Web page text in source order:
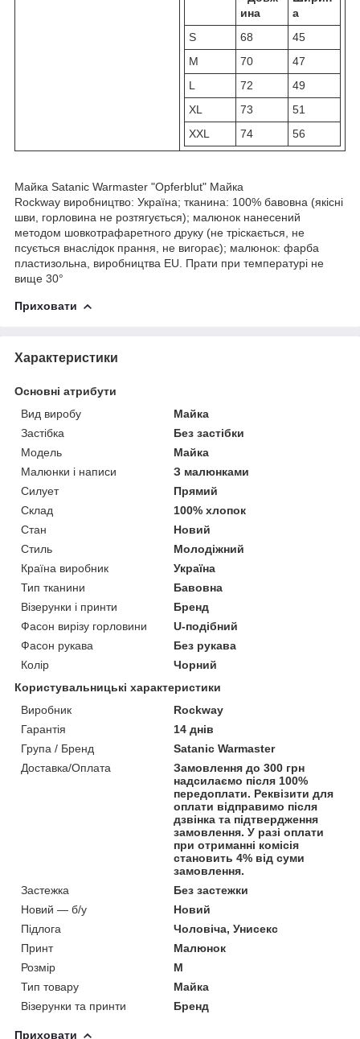
ина
а
S
68
45
M
70
47
L
72
49
XL
73
51
XXL
74 56
Майка Satanic Warmaster "Opferblut" Майка
Rockway виробництво: Україна; тканина: 100% бавовна (якісні
шви, горловина не розтягується); малюнок нанесений
методом шовкотрафаретного друку (не тріскається, не
псується внаслідок прання, не вигорає); малюнок: фарба
пластизольна, виробництва EU. Прати при температурі не
вище 30°
Приховати
Характеристики
Основні атрибути
Вид виробу
Майка
Застібка
Без застібки
Модель
Майка
Малюнки і написи
З малюнками
Силует
Прямий
Склад
100% хлопок
Стан
Новий
Стиль
Молодіжний
Країна виробник
Україна
Тип тканини
Бавовна
Візерунки і принти
Бренд
Фасон вирізу горловини
U-подібний
Фасон рукава
Без рукава
Колір
Чорний
Користувальницькі характеристики
Виробник
Rockway
Гарантія
14 днів
Група / Бренд
Satanic Warmaster
Доставка/Оплата
Замовлення до 300 грн
надсилаємо після 100%
передоплати. Реквізити для
оплати відправимо після
дзвінка та підтвердження
замовлення. У разі оплати
при отриманні комісія
становить 4% від суми
замовлення.
Застежка
Без застежки
Новий — б/у
Новий
Підлога
Чоловіча, Унисекс
Принт
Малюнок
Розмір
M
Тип товару
Майка
Візерунки та принти
Бренд
Приховати